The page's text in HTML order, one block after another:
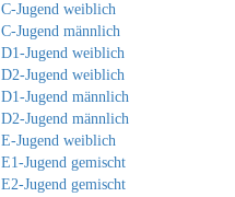
C-Jugend weiblich
C-Jugend männlich
D1-Jugend weiblich
D2-Jugend weiblich
D1-Jugend männlich
D2-Jugend männlich
E-Jugend weiblich
E1-Jugend gemischt
E2-Jugend gemischt